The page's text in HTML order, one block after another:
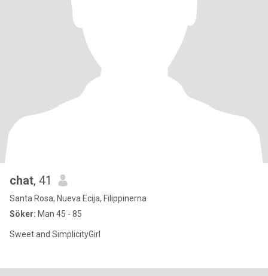
chat, 41
Santa Rosa, Nueva Ecija, Filippinerna
Söker: Man 45 - 85
Sweet and SimplicityGirl